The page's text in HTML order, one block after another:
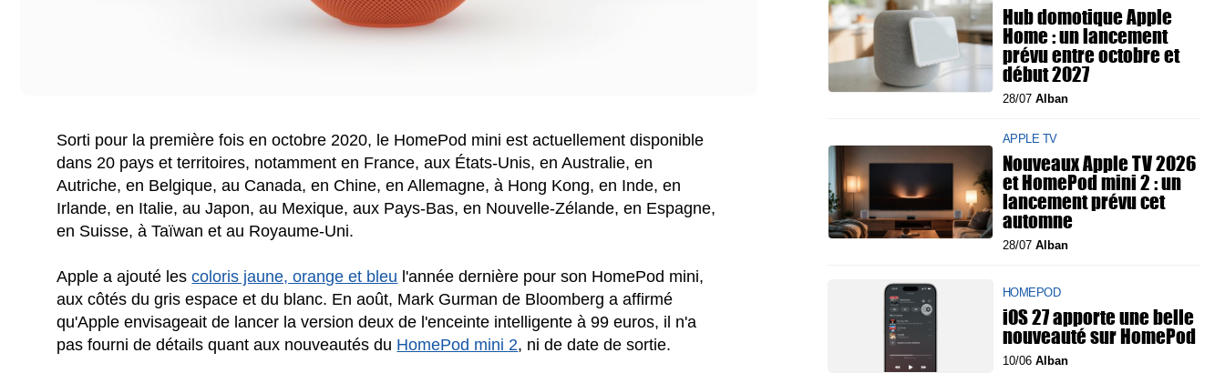
Sorti pour la première fois en octobre 2020, le HomePod mini est actuellement disponible
dans 20 pays et territoires, notamment en France, aux États-Unis, en Australie, en
Autriche, en Belgique, au Canada, en Chine, en Allemagne, à Hong Kong, en Inde, en
Irlande, en Italie, au Japon, au Mexique, aux Pays-Bas, en Nouvelle-Zélande, en Espagne,
en Suisse, à Taïwan et au Royaume-Uni.
Apple a ajouté lescoloris jaune, orange et bleu l'année dernière pour son HomePod mini,
aux côtés du gris espace et du blanc. En août, Mark Gurman de Bloomberg a affirmé
qu'Apple envisageait de lancer la version deux de l'enceinte intelligente à 99 euros, il n'a
pas fourni de détails quant aux nouveautés du HomePod mini 2, ni de date de sortie.
Hub domotique Apple
Home : un lancement
prévu entre octobre et
début 2027
28/07 Alban
APPLE TV
Nouveaux Apple TV 2026
et HomePod mini 2 : un
lancement prévu cet
automne
28/07 Alban
HOMEPOD
iOS 27 apporte une belle
nouveauté sur HomePod
10/06 Alban